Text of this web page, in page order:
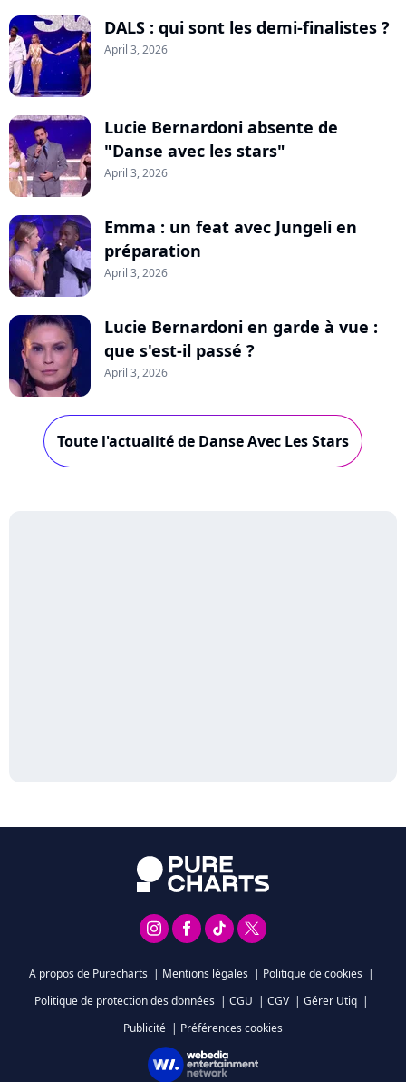
DALS : qui sont les demi-finalistes ?
April 3, 2026
Lucie Bernardoni absente de
"Danse avec les stars"
April 3, 2026
Emma : un feat avec Jungeli en
préparation
April 3, 2026
Lucie Bernardoni en garde à vue :
que s'est-il passé ?
April 3, 2026
Toute l'actualité de Danse Avec Les Stars
A propos de Purecharts | Mentions légales | Politique de cookies |
Politique de protection des données | CGU | CGV | Gérer Utiq |
Publicité | Préférences cookies